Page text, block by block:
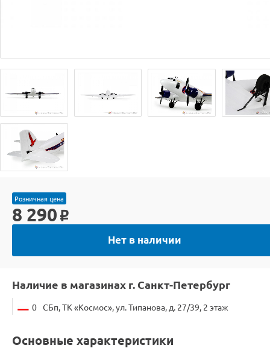
Розничная цена
8 290 o
Нет в наличии
Наличие в магазинах г. Санкт-Петербург
0 СБп, ТК «Космос», ул. Типанова, д. 27/39, 2 этаж
Основные характеристики